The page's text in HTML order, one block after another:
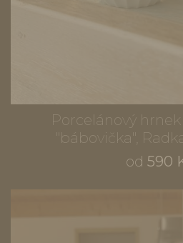
Porcelánový hrnek
"bábovička",
od 590